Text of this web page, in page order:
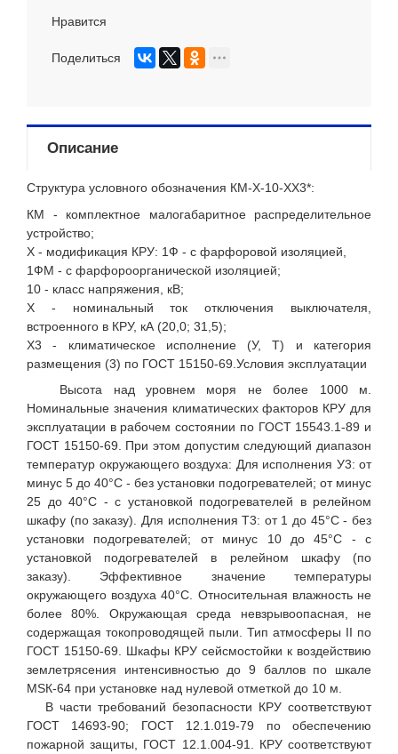
Нравится
Поделиться
Описание
Структура условного обозначения КМ-Х-10-ХХ3*:
КМ - комплектное малогабаритное распределительное
устройство;
Х - модификация КРУ: 1Ф - с фарфоровой изоляцией,
1ФМ - с фарфороорганической изоляцией;
10 - класс напряжения, кВ;
Х - номинальный ток отключения выключателя,
встроенного в КРУ, кА (20,0; 31,5);
Х3 - климатическое исполнение (У, Т) и категория
размещения (3) по ГОСТ 15150-69.Условия эксплуатации
Высота над уровнем моря не более 1000 м.
Номинальные значения климатических факторов КРУ для
эксплуатации в рабочем состоянии по ГОСТ 15543.1-89 и
ГОСТ 15150-69. При этом допустим следующий диапазон
температур окружающего воздуха: Для исполнения У3: от
минус 5 до 40°С - без установки подогревателей; от минус
25 до 40°С - с установкой подогревателей в релейном
шкафу (по заказу). Для исполнения Т3: от 1 до 45°С - без
установки подогревателей; от минус 10 до 45°С - с
установкой подогревателей в релейном шкафу (по
заказу). Эффективное значение температуры
окружающего воздуха 40°С. Относительная влажность не
более 80%. Окружающая среда невзрывоопасная, не
содержащая токопроводящей пыли. Тип атмосферы II по
ГОСТ 15150-69. Шкафы КРУ сейсмостойки к воздействию
землетрясения интенсивностью до 9 баллов по шкале
МSК-64 при установке над нулевой отметкой до 10 м.
В части требований безопасности КРУ соответствуют
ГОСТ 14693-90; ГОСТ 12.1.019-79 по обеспечению
пожарной защиты, ГОСТ 12.1.004-91. КРУ соответствуют